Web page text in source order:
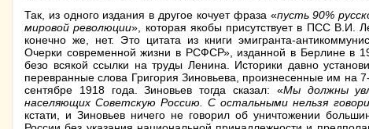
Так, из одного издания в другое кочует фраза «пусть 90%
мировой революции», которая якобы присутствует в ПСС В.И.
конечно же, нет. Это цитата из книги эмигранта-
Очерки современной жизни в РСФСР», изданной в Берлине в
безо всякой ссылки на труды Ленина. Историки давно
перевранные слова Григория Зиновьева, произнесенные им на
сентябре 1918 года. Зиновьев тогда сказал: «Мы должны
населяющих Советскую Россию. С остальными нельзя
кстати, и Зиновьев ничего не говорил об уничтожении